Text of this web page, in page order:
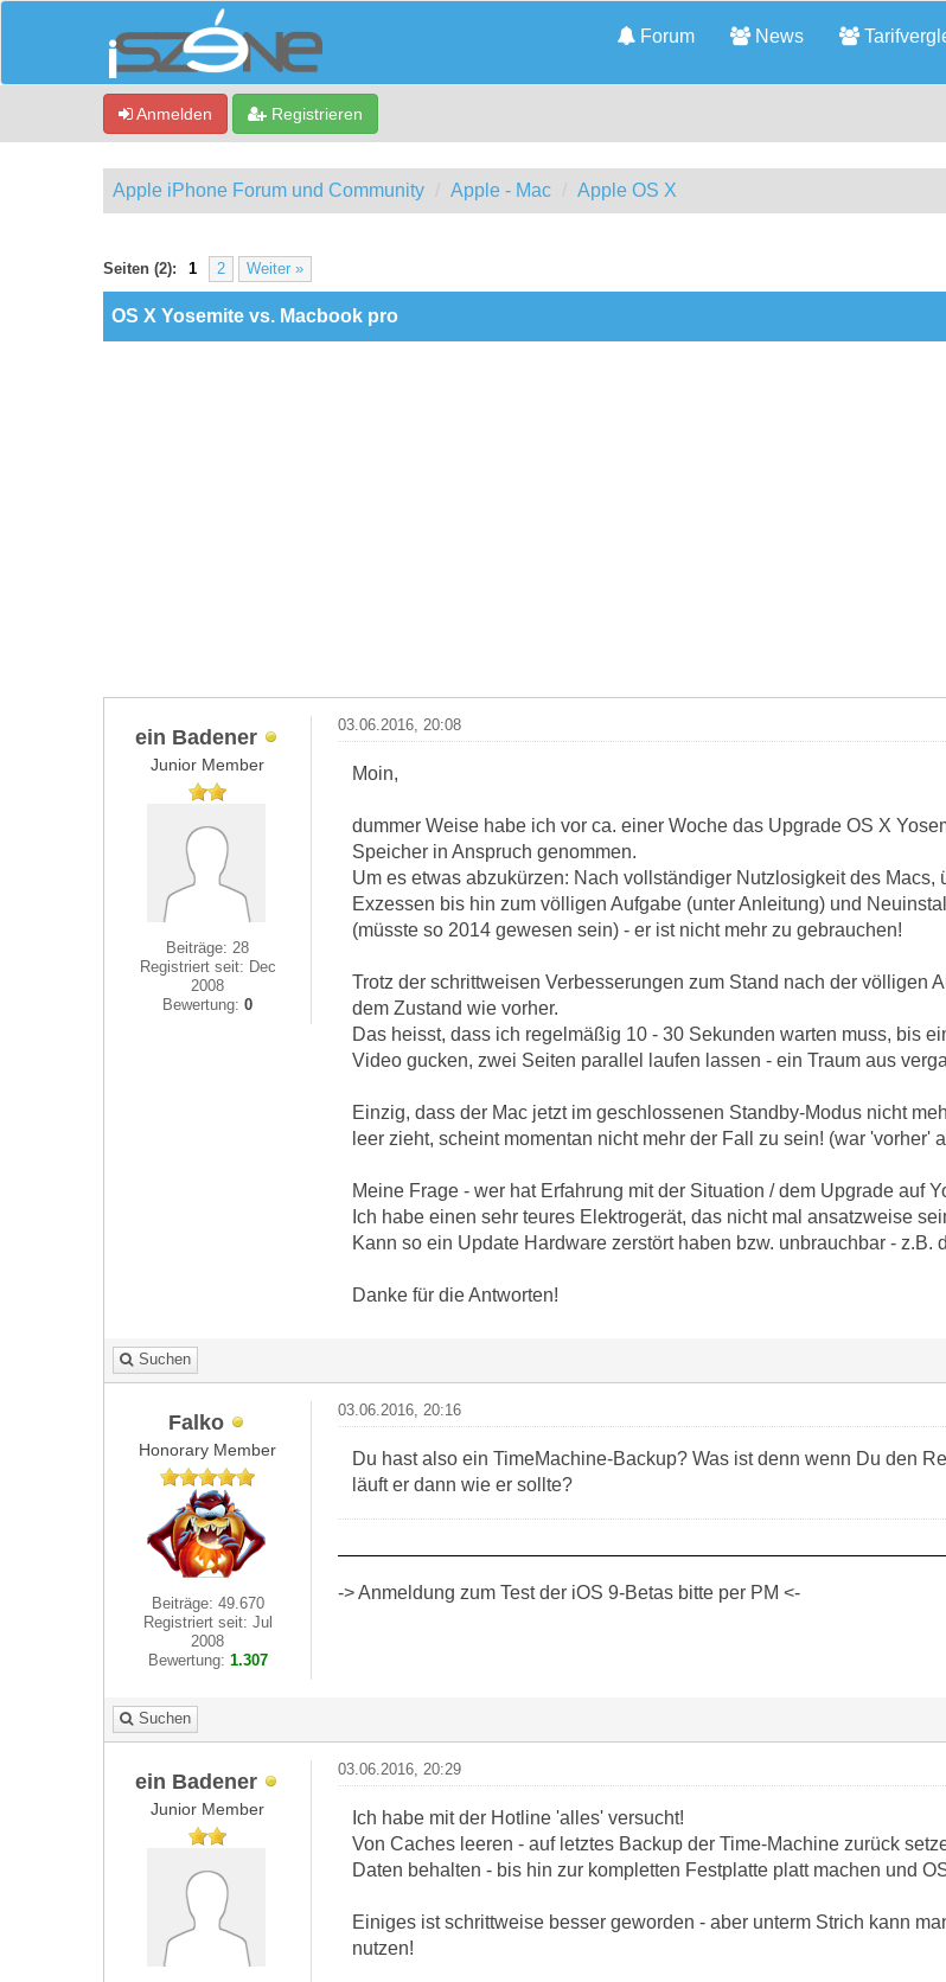
Forum News
Anmelden Registrieren
Apple iPhone Forum und Community Apple - Mac Apple OS X
Seiten (2): 1 2 Weiter »
0 Bewertung(en) - 0 im Durchschnitt
OS X Yosemite vs. Macbook pro
ein Badener
Junior Member
Beiträge: 28
Registriert seit: Dec
2008
Bewertung:0
03.06.2016, 20:08
Moin,
dummer Weise habe ich vor ca. einer Woche das Upgrade OS X
Speicher in Anspruch genommen.
Um es etwas abzukürzen: Nach vollständiger Nutzlosigkeit des
Exzessen bis hin zum völligen Aufgabe (unter Anleitung) und
(müsste so 2014 gewesen sein) - er ist nicht mehr zu gebrauchen!
Trotz der schrittweisen Verbesserungen zum Stand nach der völligen
dem Zustand wie vorher.
Das heisst, dass ich regelmäßig 10 - 30 Sekunden warten muss, bis
Video gucken, zwei Seiten parallel laufen lassen - ein Traum aus
Einzig, dass der Mac jetzt im geschlossenen Standby-Modus nicht
leer zieht, scheint momentan nicht mehr der Fall zu sein! (war 'vorher'
Meine Frage - wer hat Erfahrung mit der Situation / dem Upgrade auf
Ich habe einen sehr teures Elektrogerät, das nicht mal ansatzweise
Kann so ein Update Hardware zerstört haben bzw. unbrauchbar - z.B.
Danke für die Antworten!
Suchen
Falko
Honorary Member
Beiträge: 49.670
Registriert seit: Jul
2008
Bewertung: 1.307
03.06.2016, 20:16
Du hast also ein TimeMachine-Backup? Was ist denn wenn Du den
läuft er dann wie er sollte?
-> Anmeldung zum Test der iOS 9-Betas bitte per PM <-
Suchen
ein Badener
Junior Member
03.06.2016, 20:29
Ich habe mit der Hotline 'alles' versucht!
Von Caches leeren - auf letztes Backup der Time-Machine zurück
Daten behalten - bis hin zur kompletten Festplatte platt machen und
Einiges ist schrittweise besser geworden - aber unterm Strich kann
nutzen!